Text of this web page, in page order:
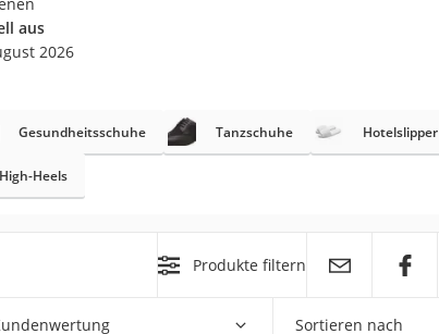
aus
2026
Gesundheitsschuhe Tanzschuhe Hotelslipper
High-Heels
Produkte filtern
Sortieren nach